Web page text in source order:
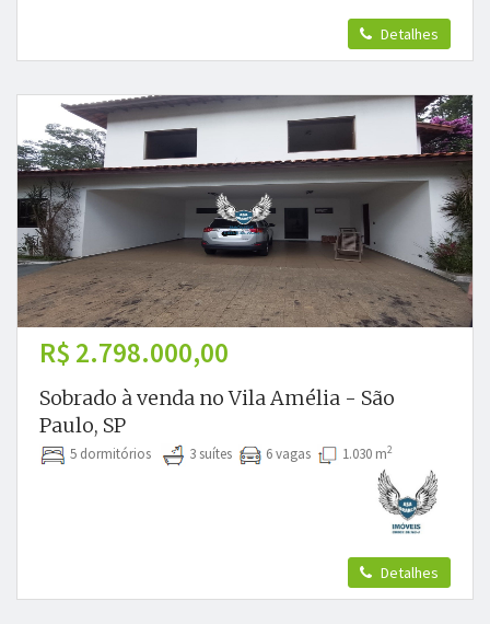
Detalhes
R$ 2.798.000,00
Sobrado à venda no Vila Amélia - São
Paulo, SP
5 dormitórios 3 suítes 6 vagas 1.030 m2
Detalhes